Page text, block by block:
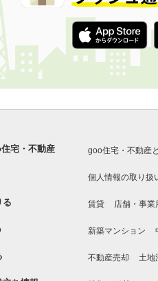
宅・不動産 goo住宅・不動産
個人情報の取り扱
る 賃貸 店舗・事業
新築マンション
不動産売却 土地